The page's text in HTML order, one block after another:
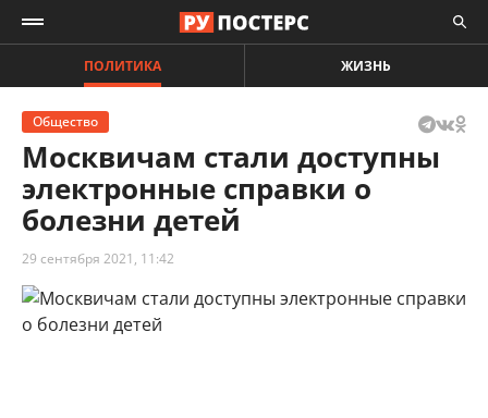
ПОЛИТИКА ЖИЗНЬ
Общество
Москвичам стали доступны
электронные справки о
болезни детей
29 сентября 2021, 11:42